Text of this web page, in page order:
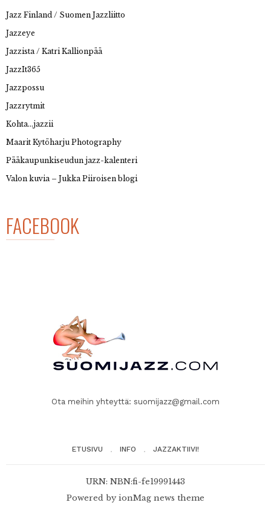
Jazz Finland / Suomen Jazzliitto
Jazzeye
Jazzista / Katri Kallionpää
JazzIt365
Jazzpossu
Jazzrytmit
Kohta…jazzii
Maarit Kytöharju Photography
Pääkaupunkiseudun jazz-kalenteri
Valon kuvia – Jukka Piiroisen blogi
FACEBOOK
Ota meihin yhteyttä: suomijazz@gmail.com
ETUSIVU INFO JAZZAKTIIVI!
URN: NBN:fi-fe19991443
Powered by ionMag news theme